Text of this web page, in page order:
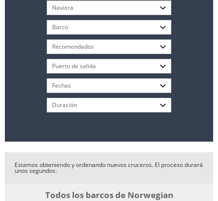
Estamos obteniendo y ordenando nuevos cruceros. El proceso durará
unos segundos.
Todos los barcos de Norwegian